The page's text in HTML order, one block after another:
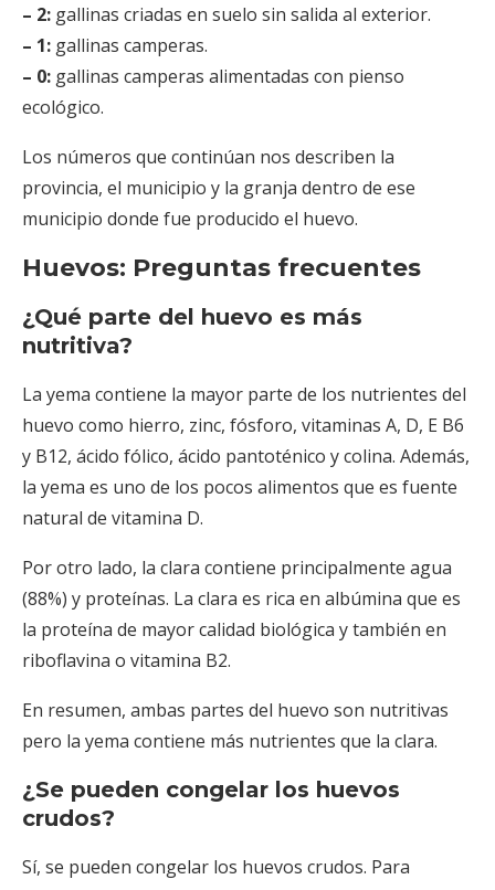
– 2: gallinas criadas en suelo sin salida al exterior.
– 1: gallinas camperas.
– 0: gallinas camperas alimentadas con pienso
ecológico.
Los números que continúan nos describen la
provincia, el municipio y la granja dentro de ese
municipio donde fue producido el huevo.
Huevos: Preguntas frecuentes
¿Qué parte del huevo es más
nutritiva?
La yema contiene la mayor parte de los nutrientes del
huevo como hierro, zinc, fósforo, vitaminas A, D, E B6
y B12, ácido fólico, ácido pantoténico y colina. Además,
la yema es uno de los pocos alimentos que es fuente
natural de vitamina D.
Por otro lado, la clara contiene principalmente agua
(88%) y proteínas. La clara es rica en albúmina que es
la proteína de mayor calidad biológica y también en
riboflavina o vitamina B2.
En resumen, ambas partes del huevo son nutritivas
pero la yema contiene más nutrientes que la clara.
¿Se pueden congelar los huevos
crudos?
Sí, se pueden congelar los huevos crudos. Para